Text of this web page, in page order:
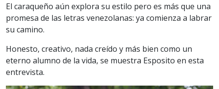
El caraqueño aún explora su estilo pero es más que una
promesa de las letras venezolanas: ya comienza a labrar
su camino.
Honesto, creativo, nada creído y más bien como un
eterno alumno de la vida, se muestra Esposito en esta
entrevista.